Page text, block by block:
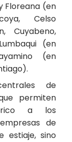
Floreana (en
Celso
Cuyabeno,
(en
(en
de
permiten
a los
de
estiaje, sino